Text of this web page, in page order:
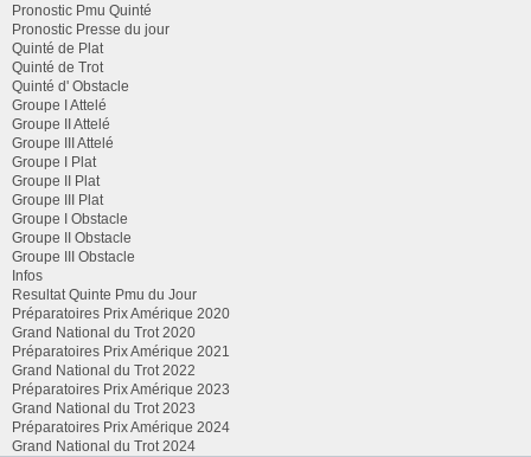
Pronostic Pmu Quinté
Pronostic Presse du jour
Quinté de Plat
Quinté de Trot
Quinté d' Obstacle
Groupe I Attelé
Groupe II Attelé
Groupe III Attelé
Groupe I Plat
Groupe II Plat
Groupe III Plat
Groupe I Obstacle
Groupe II Obstacle
Groupe III Obstacle
Infos
Resultat Quinte Pmu du Jour
Préparatoires Prix Amérique 2020
Grand National du Trot 2020
Préparatoires Prix Amérique 2021
Grand National du Trot 2022
Préparatoires Prix Amérique 2023
Grand National du Trot 2023
Préparatoires Prix Amérique 2024
Grand National du Trot 2024